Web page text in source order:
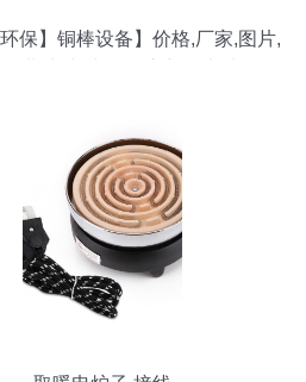
环保】铜棒设备】价格,厂家,图片,